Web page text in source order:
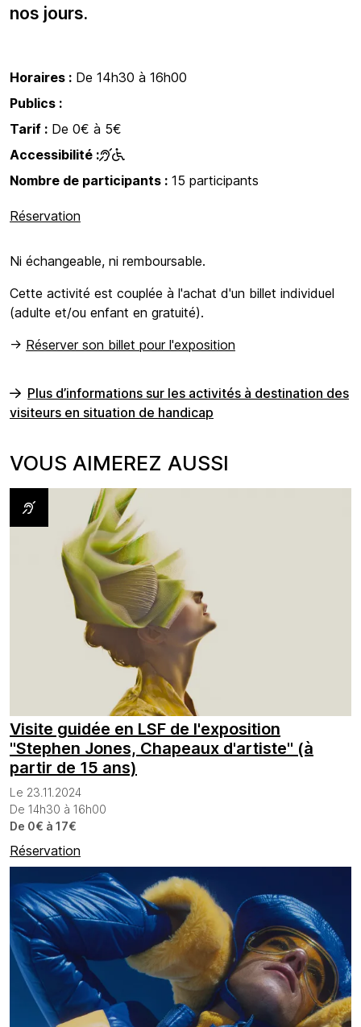
nos jours.
Horaires : De 14h30 à 16h00
Publics :
Tarif : De 0€ à 5€
Accessibilité :
Nombre de participants : 15 participants
Réservation
Ni échangeable, ni remboursable.
Cette activité est couplée à l'achat d'un billet individuel
(adulte et/ou enfant en gratuité).
-> Réserver son billet pour l'exposition
Plus d’informations sur les activités à destination des
visiteurs en situation de handicap
VOUS AIMEREZ AUSSI
Visite guidée en LSF de l'exposition
"Stephen Jones, Chapeaux d'artiste" (à
partir de 15 ans)
Le 23.11.2024
De 14h30 à 16h00
De 0€ à 17€
Réservation